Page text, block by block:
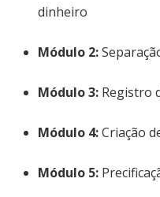
dinheiro
Módulo 2:
Módulo 3: Registro
Módulo 4:Criação
Módulo 5: